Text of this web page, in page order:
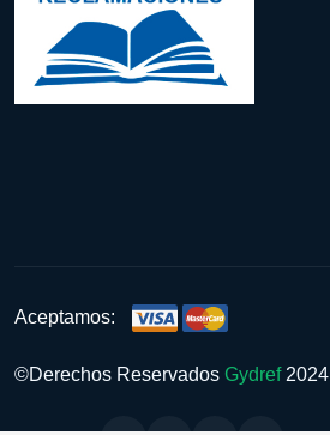
Aceptamos:
©Derechos Reservados Gydref 2024